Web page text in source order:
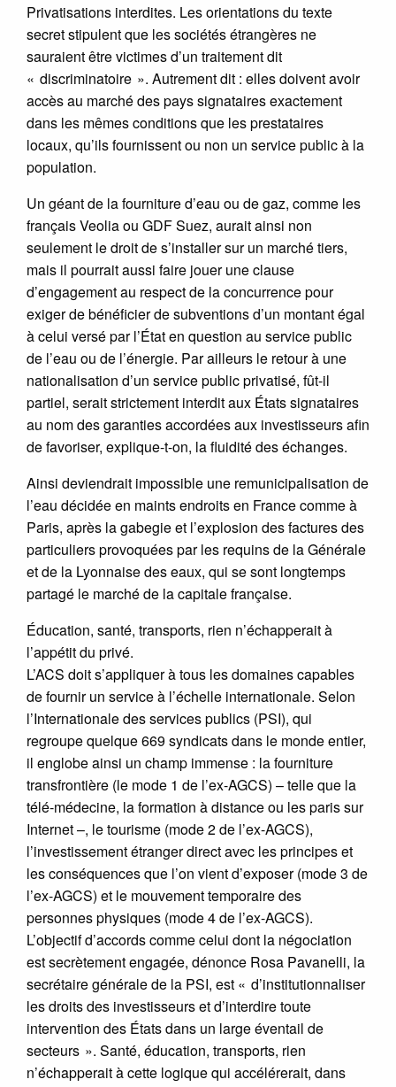
Privatisations interdites. Les orientations du texte
secret stipulent que les sociétés étrangères ne
sauraient être victimes d’un traitement dit
« discriminatoire ». Autrement dit : elles doivent avoir
accès au marché des pays signataires exactement
dans les mêmes conditions que les prestataires
locaux, qu’ils fournissent ou non un service public à la
population.
Un géant de la fourniture d’eau ou de gaz, comme les
français Veolia ou GDF Suez, aurait ainsi non
seulement le droit de s’installer sur un marché tiers,
mais il pourrait aussi faire jouer une clause
d’engagement au respect de la concurrence pour
exiger de bénéficier de subventions d’un montant égal
à celui versé par l’État en question au service public
de l’eau ou de l’énergie. Par ailleurs le retour à une
nationalisation d’un service public privatisé, fût-il
partiel, serait strictement interdit aux États signataires
au nom des garanties accordées aux investisseurs afin
de favoriser, explique-t-on, la fluidité des échanges.
Ainsi deviendrait impossible une remunicipalisation de
l’eau décidée en maints endroits en France comme à
Paris, après la gabegie et l’explosion des factures des
particuliers provoquées par les requins de la Générale
et de la Lyonnaise des eaux, qui se sont longtemps
partagé le marché de la capitale française.
Éducation, santé, transports, rien n’échapperait à
l’appétit du privé.
L’ACS doit s’appliquer à tous les domaines capables
de fournir un service à l’échelle internationale. Selon
l’Internationale des services publics (PSI), qui
regroupe quelque 669 syndicats dans le monde entier,
il englobe ainsi un champ immense : la fourniture
transfrontière (le mode 1 de l’ex-AGCS) – telle que la
télé-médecine, la formation à distance ou les paris sur
Internet –, le tourisme (mode 2 de l’ex-AGCS),
l’investissement étranger direct avec les principes et
les conséquences que l’on vient d’exposer (mode 3 de
l’ex-AGCS) et le mouvement temporaire des
personnes physiques (mode 4 de l’ex-AGCS).
L’objectif d’accords comme celui dont la négociation
est secrètement engagée, dénonce Rosa Pavanelli, la
secrétaire générale de la PSI, est « d’institutionnaliser
les droits des investisseurs et d’interdire toute
intervention des États dans un large éventail de
secteurs ». Santé, éducation, transports, rien
n’échapperait à cette logique qui accélérerait, dans